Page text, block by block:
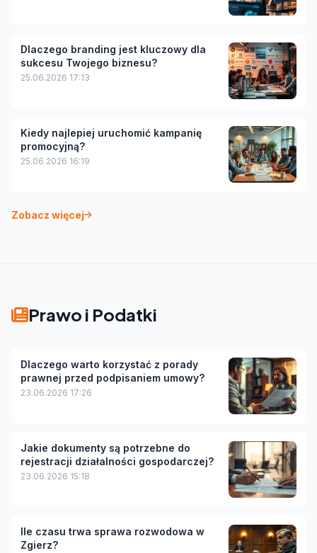
Dlaczego branding jest kluczowy dla
sukcesu Twojego biznesu?
25.06.2026 17:13
Kiedy najlepiej uruchomić kampanię
promocyjną?
25.06.2026 16:19
Zobacz więcej
Prawo i Podatki
Dlaczego warto korzystać z porady
prawnej przed podpisaniem umowy?
23.06.2026 17:26
Jakie dokumenty są potrzebne do
rejestracji działalności gospodarczej?
23.06.2026 15:18
Ile czasu trwa sprawa rozwodowa w
Zgierz?